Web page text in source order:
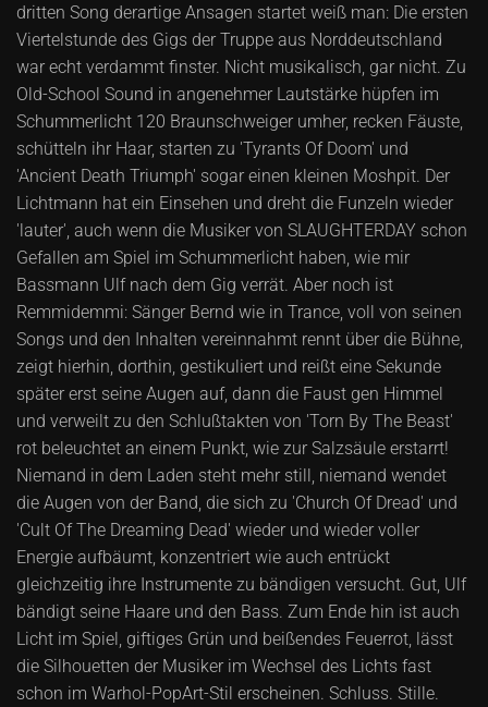
dritten Song derartige Ansagen startet weiß man: Die ersten
Viertelstunde des Gigs der Truppe aus Norddeutschland
war echt verdammt finster. Nicht musikalisch, gar nicht. Zu
Old-School Sound in angenehmer Lautstärke hüpfen im
Schummerlicht 120 Braunschweiger umher, recken Fäuste,
schütteln ihr Haar, starten zu 'Tyrants Of Doom' und
'Ancient Death Triumph' sogar einen kleinen Moshpit. Der
Lichtmann hat ein Einsehen und dreht die Funzeln wieder
'lauter', auch wenn die Musiker von SLAUGHTERDAY schon
Gefallen am Spiel im Schummerlicht haben, wie mir
Bassmann Ulf nach dem Gig verrät. Aber noch ist
Remmidemmi: Sänger Bernd wie in Trance, voll von seinen
Songs und den Inhalten vereinnahmt rennt über die Bühne,
zeigt hierhin, dorthin, gestikuliert und reißt eine Sekunde
später erst seine Augen auf, dann die Faust gen Himmel
und verweilt zu den Schlußtakten von 'Torn By The Beast'
rot beleuchtet an einem Punkt, wie zur Salzsäule erstarrt!
Niemand in dem Laden steht mehr still, niemand wendet
die Augen von der Band, die sich zu 'Church Of Dread' und
'Cult Of The Dreaming Dead' wieder und wieder voller
Energie aufbäumt, konzentriert wie auch entrückt
gleichzeitig ihre Instrumente zu bändigen versucht. Gut, Ulf
bändigt seine Haare und den Bass. Zum Ende hin ist auch
Licht im Spiel, giftiges Grün und beißendes Feuerrot, lässt
die Silhouetten der Musiker im Wechsel des Lichts fast
schon im Warhol-PopArt-Stil erscheinen. Schluss. Stille.